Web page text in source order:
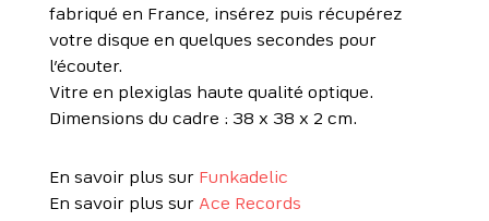
fabriqué en France, insérez puis récupérez
votre disque en quelques secondes pour
l’écouter.
Vitre en plexiglas haute qualité optique.
Dimensions du cadre : 38 x 38 x 2 cm.
En savoir plus sur Funkadelic
En savoir plus sur Ace Records